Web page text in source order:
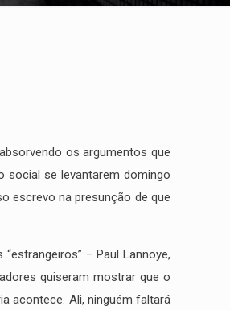
os argumentos que
social se levantarem domingo
escrevo na presunção de que
– Paul Lannoye,
quiseram mostrar que o
acontece. Ali, ninguém faltará